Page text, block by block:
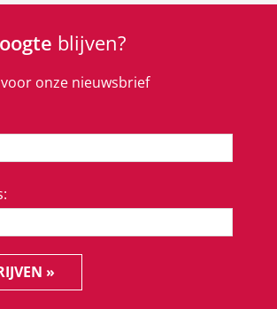
blijven?
onze nieuwsbrief
»